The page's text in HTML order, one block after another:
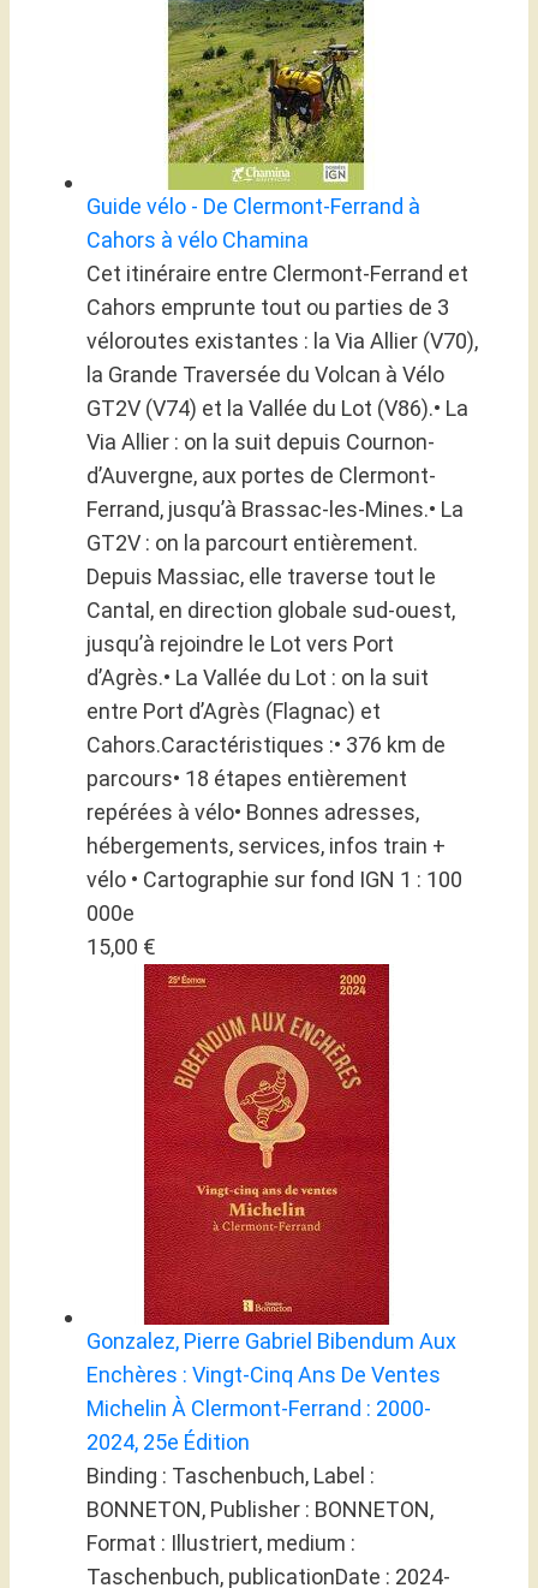
Guide vélo - De Clermont-Ferrand à
Cahors à vélo Chamina
Cet itinéraire entre Clermont-Ferrand et
Cahors emprunte tout ou parties de 3
véloroutes existantes : la Via Allier (V70),
la Grande Traversée du Volcan à Vélo
GT2V (V74) et la Vallée du Lot (V86).• La
Via Allier : on la suit depuis Cournon-
d’Auvergne, aux portes de Clermont-
Ferrand, jusqu’à Brassac-les-Mines.• La
GT2V : on la parcourt entièrement.
Depuis Massiac, elle traverse tout le
Cantal, en direction globale sud-ouest,
jusqu’à rejoindre le Lot vers Port
d’Agrès.• La Vallée du Lot : on la suit
entre Port d’Agrès (Flagnac) et
Cahors.Caractéristiques :• 376 km de
parcours• 18 étapes entièrement
repérées à vélo• Bonnes adresses,
hébergements, services, infos train +
vélo • Cartographie sur fond IGN 1 : 100
000e
15,00 €
Gonzalez, Pierre Gabriel Bibendum Aux
Enchères : Vingt-Cinq Ans De Ventes
Michelin À Clermont-Ferrand : 2000-
2024, 25e Édition
Binding : Taschenbuch, Label :
BONNETON, Publisher : BONNETON,
Format : Illustriert, medium :
Taschenbuch, publicationDate : 2024-